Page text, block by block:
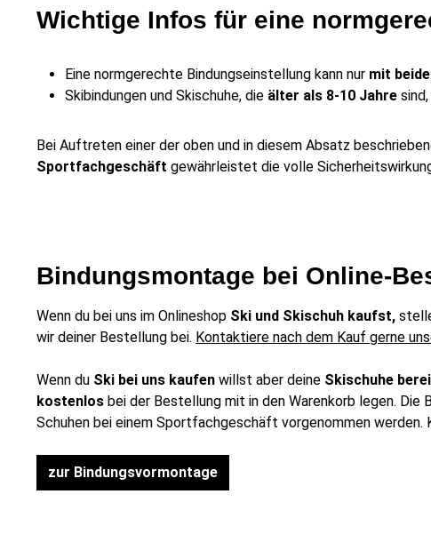
Wichtige Infos für eine
Eine normgerechte Bindungseinstellung kann nur mit
Skibindungen und Skischuhe, die älter als 8-10 Jahre
Bei Auftreten einer der oben und in diesem Absatz
Sportfachgeschäft gewährleistet die volle
Bindungsmontage bei Online-
Wenn du bei uns im Onlineshop Ski und Skischuh kaufst,
wir deiner Bestellung bei. Kontaktiere nach dem Kauf gerne
Wenn du Ski bei uns kaufen willst aber deine Skischuhe
kostenlos bei der Bestellung mit in den Warenkorb legen.
Schuhen bei einem Sportfachgeschäft vorgenommen werden.
zur Bindungsvormontage